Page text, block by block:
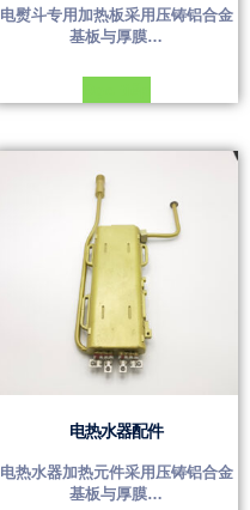
电熨斗专用加热板采用压铸铝合金
基板与厚膜…
电热水器配件
电热水器加热元件采用压铸铝合金
基板与厚膜…